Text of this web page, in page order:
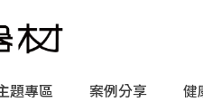
題專區 案例分享 健